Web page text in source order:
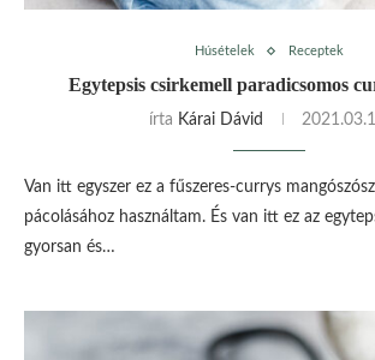
Húsételek Receptek
Egytepsis csirkemell paradicsomos
írta Kárai Dávid
Van itt egyszer ez a fűszeres-currys
pácolásához használtam. És van itt ez az
gyorsan és…